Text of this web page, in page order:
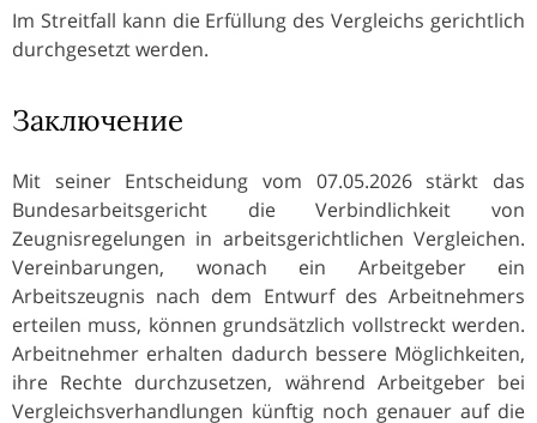
Im Streitfall kann die Erfüllung des Vergleichs gerichtlich
durchgesetzt werden.
Заключение
Mit seiner Entscheidung vom 07.05.2026 stärkt das
Bundesarbeitsgericht die Verbindlichkeit von
Zeugnisregelungen in arbeitsgerichtlichen Vergleichen.
Vereinbarungen, wonach ein Arbeitgeber ein
Arbeitszeugnis nach dem Entwurf des Arbeitnehmers
erteilen muss, können grundsätzlich vollstreckt werden.
Arbeitnehmer erhalten dadurch bessere Möglichkeiten,
ihre Rechte durchzusetzen, während Arbeitgeber bei
Vergleichsverhandlungen künftig noch genauer auf die